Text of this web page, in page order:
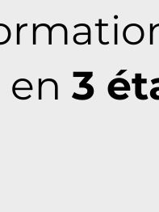
en 3